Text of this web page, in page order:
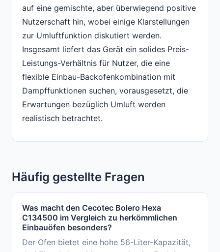
auf eine gemischte, aber überwiegend positive
Nutzerschaft hin, wobei einige Klarstellungen
zur Umluftfunktion diskutiert werden.
Insgesamt liefert das Gerät ein solides Preis-
Leistungs-Verhältnis für Nutzer, die eine
flexible Einbau-Backofenkombination mit
Dampffunktionen suchen, vorausgesetzt, die
Erwartungen bezüglich Umluft werden
realistisch betrachtet.
Häufig gestellte Fragen
Was macht den Cecotec Bolero Hexa
C134500 im Vergleich zu herkömmlichen
Einbauöfen besonders?
Der Ofen bietet eine hohe 56-Liter-Kapazität,